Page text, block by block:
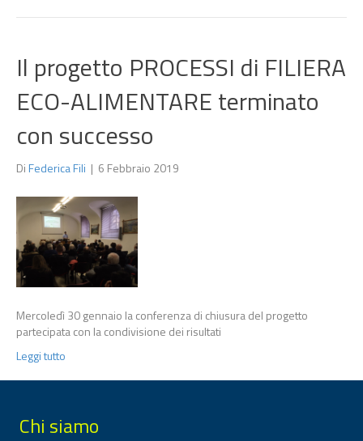
Il progetto PROCESSI di FILIERA
ECO-ALIMENTARE terminato
con successo
DiFederica Fili | 6 Febbraio 2019
Mercoledì 30 gennaio la conferenza di chiusura del progetto
partecipata con la condivisione dei risultati
Leggi tutto
Chi siamo